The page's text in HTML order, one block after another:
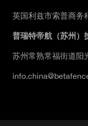
英国利兹市索普商务
普瑞特帝航（苏州）
苏州常熟常福街道阳